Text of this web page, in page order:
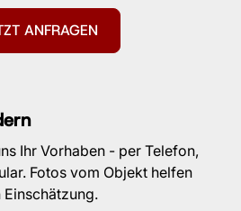
ANFRAGEN
Ihr Vorhaben - per Telefon,
Fotos vom Objekt helfen
Einschätzung.